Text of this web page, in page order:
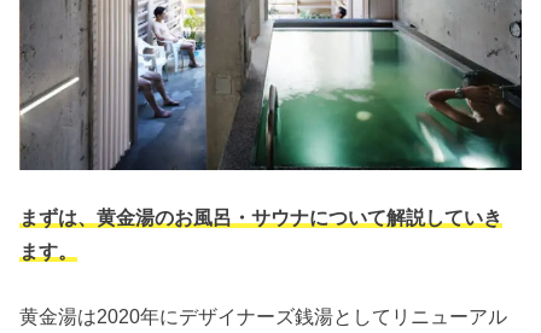
まずは、黄金湯のお風呂・サウナについて解説していき
ます。
黄金湯は2020年にデザイナーズ銭湯としてリニューアル